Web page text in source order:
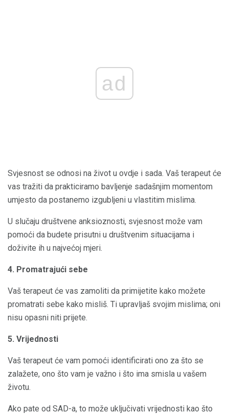
ad
Svjesnost se odnosi na život u ovdje i sada. Vaš terapeut će
vas tražiti da prakticiramo bavljenje sadašnjim momentom
umjesto da postanemo izgubljeni u vlastitim mislima.
U slučaju društvene anksioznosti, svjesnost može vam
pomoći da budete prisutni u društvenim situacijama i
doživite ih u najvećoj mjeri.
4. Promatrajući sebe
Vaš terapeut će vas zamoliti da primijetite kako možete
promatrati sebe kako misliš. Ti upravljaš svojim mislima; oni
nisu opasni niti prijete.
5. Vrijednosti
Vaš terapeut će vam pomoći identificirati ono za što se
zalažete, ono što vam je važno i što ima smisla u vašem
životu.
Ako pate od SAD-a, to može uključivati ​​vrijednosti kao što